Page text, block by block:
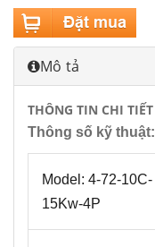
Mô tả
THÔNG TIN CHI TIẾT
Thông số kỹ thuật:
Model: 4-72-10C-
15Kw-4P